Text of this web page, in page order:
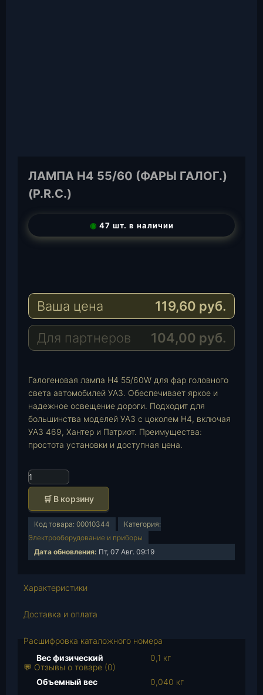
ЛАМПА Н4 55/60 (ФАРЫ ГАЛОГ.)
(P.R.C.)
◉ 47 шт. в наличии
e
r
a
m
a
s
A
p
a
i
l
Ваша цена 119,60 руб.
Для партнеров 104,00 руб.
Галогеновая лампа H4 55/60W для фар головного
света автомобилей УАЗ. Обеспечивает яркое и
надежное освещение дороги. Подходит для
большинства моделей УАЗ с цоколем H4, включая
УАЗ 469, Хантер и Патриот. Преимущества:
простота установки и доступная цена.
К
о
и
в
т
в
р
🛒 В корзину
Код товара: 00010344
Категория:
Электрооборудование и приборы
Дата обновления: Пт, 07 Авг. 09:19
Характеристики
Доставка и оплата
Расшифровка каталожного номера
💬 Отзывы о товаре (0)
Вес физический 0,1 кг
Объемный вес 0,040 кг